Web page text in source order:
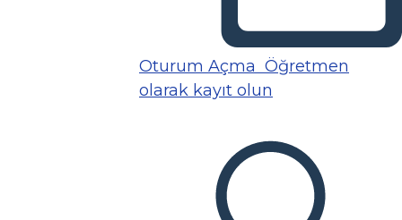
Oturum Açma Öğretmen
olarak kayıt olun